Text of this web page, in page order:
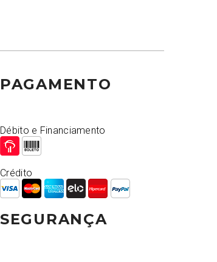
PAGAMENTO
Débito e Financiamento
Crédito
SEGURANÇA